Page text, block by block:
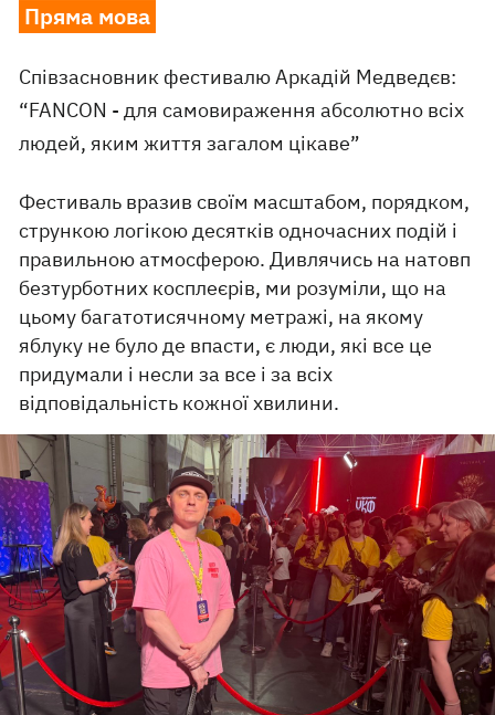
Пряма мова
Співзасновник фестивалю Аркадій Медведєв:
“FANCON - для самовираження абсолютно всіх
людей, яким життя загалом цікаве”
Фестиваль вразив своїм масштабом, порядком,
стрункою логікою десятків одночасних подій і
правильною атмосферою. Дивлячись на натовп
безтурботних косплеєрів, ми розуміли, що на
цьому багатотисячному метражі, на якому
яблуку не було де впасти, є люди, які все це
придумали і несли за все і за всіх
відповідальність кожної хвилини.